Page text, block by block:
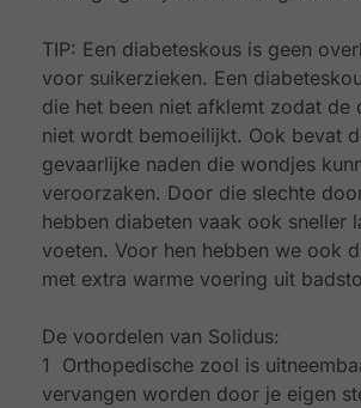
TIP: Een diabeteskous is geen
voor suikerzieken. Een
die het been niet afklemt zodat de
niet wordt bemoeilijkt. Ook bevat
gevaarlijke naden die wondjes
veroorzaken. Door die slechte
hebben diabeten vaak ook sneller
voeten. Voor hen hebben we ook
met extra warme voering uit
De voordelen van Solidus:
1 Orthopedische zool is
vervangen worden door je eigen